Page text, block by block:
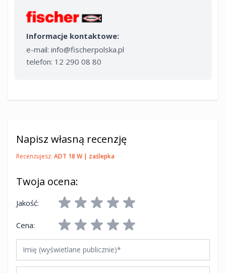
Informacje kontaktowe:
e-mail: info@fischerpolska.pl
telefon: 12 290 08 80
Napisz własną recenzję
Recenzujesz: ADT 18 W | zaślepka
Twoja ocena:
Jakość:
Cena: